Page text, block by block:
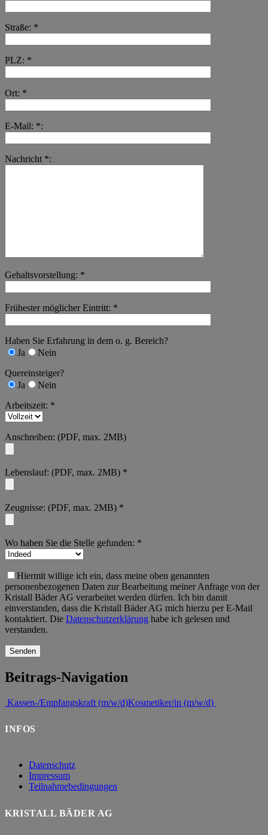
Straße: *
PLZ: *
Ort: *
E-Mail: *:
Nachricht *:
Gehaltsvorstellung: *
Frühester möglicher Eintritt: *
Haben Sie Erfahrung in dem o. g. Bereich?
Ja
Nein
Quereinsteiger?
Ja
Nein
Arbeitszeit: *
Anschreiben: (PDF, max. 2MB)
Lebenslauf: (PDF, max. 2MB) *
Zeugnisse: (PDF, max. 2MB) *
Wo haben Sie die Stelle gefunden: *
Hiermit willige ich ein, dass meine oben genannten
personenbezogenen Daten zur Bearbeitung meiner Anfrage von der
Kristall Bäder AG verarbeitet werden dürfen. Ich bin damit
einverstanden, dass die Kristall Bäder AG mich hierzu per E-Mail
kontaktiert. Die Datenschutzerklärung habe ich gelesen und
verstanden.
Beitrags-Navigation
Kassen-/Empfangskraft (m/w/d)Kosmetiker/in (m/w/d)
INFOS
Datenschutz
Impressum
Teilnahmebedingungen
KRISTALL BÄDER AG